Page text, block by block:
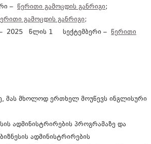
– წერითი გამოცდის განრიგი;
გამოცდის განრიგი;
– 2025 წლის 1 სექტემბერი – წერითი
მას მხოლოდ ერთხელ მოუწევს ინგლისური
ადმინისტრირების პროგრამაზე და
ადმინისტრირების